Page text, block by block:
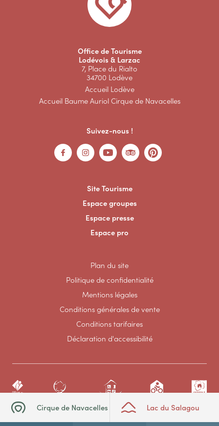
Cirque de Navacelles Lac du Salagou
Office de Tourisme
Lodévois & Larzac
7, Place du Rialto
34700 Lodève
Accueil Lodève
Accueil Baume Auriol Cirque de Navacelles
Suivez-nous !
Site Tourisme
Espace groupes
Espace presse
Espace pro
Plan du site
Politique de confidentialité
Mentions légales
Conditions générales de vente
Conditions tarifaires
Déclaration d'accessibilité